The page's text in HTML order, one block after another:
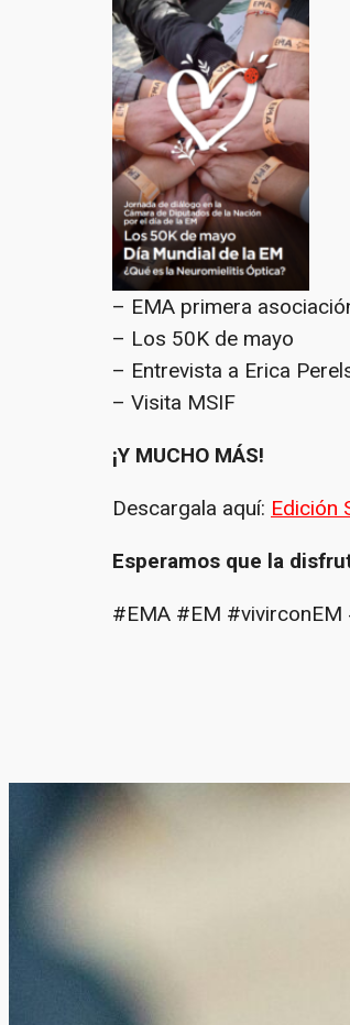
– EMA primera
– Los 50K de mayo
– Entrevista a Erica
– Visita MSIF
¡Y MUCHO MÁS!
Descargala aquí: Edición
Esperamos que la
#EMA #EM #vivirconEM